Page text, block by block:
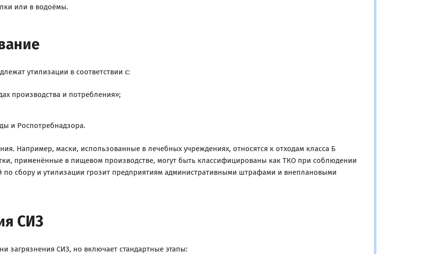
или в водоёмы.
утилизации в соответствии с:
производства и потребления»;
и Роспотребнадзора.
Например, маски, использованные в лечебных учреждениях, относятся к отходам класса Б
применённые в пищевом производстве, могут быть классифицированы как ТКО при соблюдении
сбору и утилизации грозит предприятиям административными штрафами и внеплановыми
СИЗ
загрязнения СИЗ, но включает стандартные этапы: